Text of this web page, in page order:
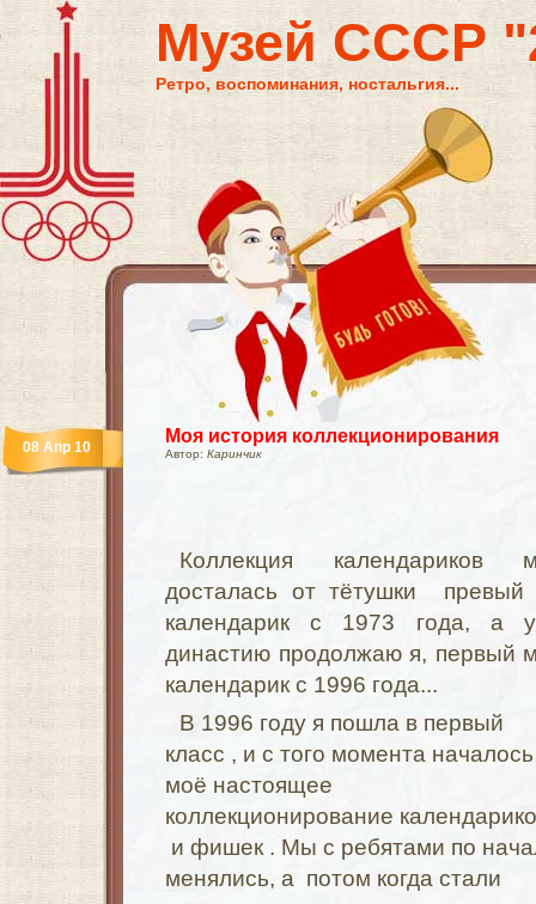
Музей СССР
Ретро, воспоминания, ностальгия...
Моя история коллекционирования
Автор: Каринчик
08 Апр 10
Коллекция календариков
досталась от тётушки превый
календарик с 1973 года, а
династию продолжаю я, первый
календарик с 1996 года...
В 1996 году я пошла в первый
класс , и с того момента началось
моё настоящее
коллекционирование
и фишек . Мы с ребятами по
менялись, а потом когда стали